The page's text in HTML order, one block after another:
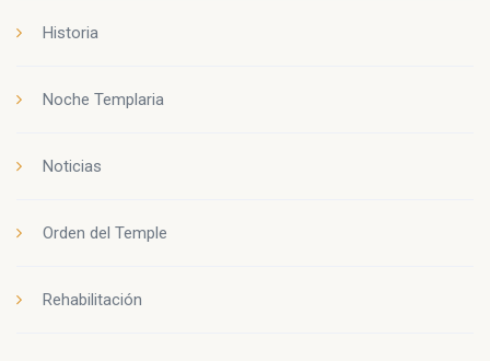
Historia
Noche Templaria
Noticias
Orden del Temple
Rehabilitación